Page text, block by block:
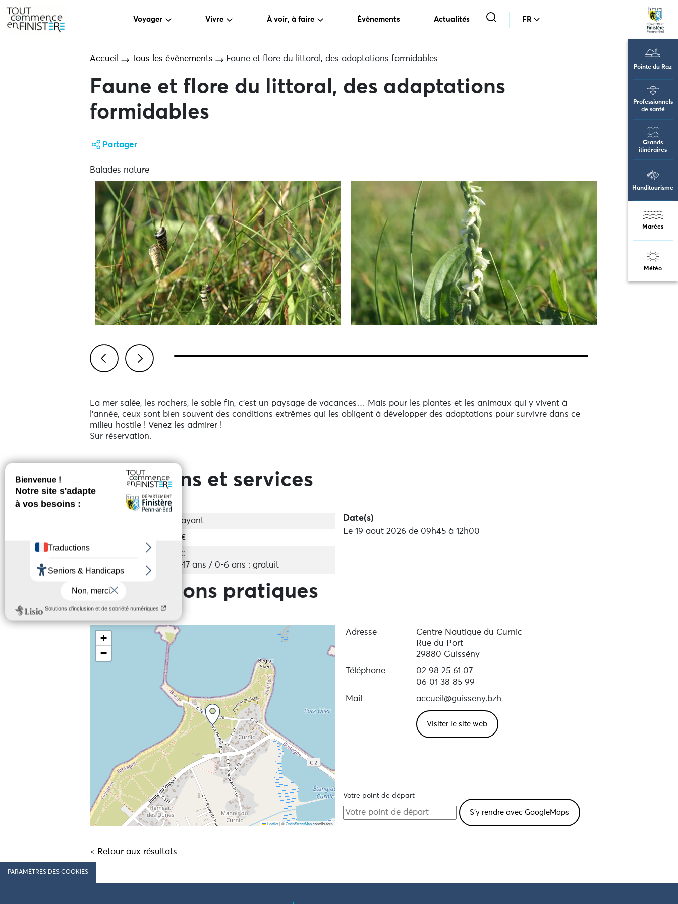
Voyager Vivre À voir, à faire Évènements Actualités FR
Pointe du Raz
Professionnels
de santé
Grands
itinéraires
Handitourisme
Marées
Météo
Accueil Tous les évènements Faune et flore du littoral, des adaptations formidables
Faune et flore du littoral, des adaptations
formidables
Partager
Balades nature
La mer salée, les rochers, le sable fin, c’est un paysage de vacances… Mais pour les plantes et les animaux qui y vivent à
l’année, ceux sont bien souvent des conditions extrêmes qui les obligent à développer des adaptations pour survivre dans ce
milieu hostile ! Venez les admirer !
Sur réservation.
Prestations et services
Payant
4€
2€
7-17 ans / 0-6 ans : gratuit
Date(s)
Le 19 aout 2026 de 09h45 à 12h00
Informations pratiques
+
−
Leaflet |©OpenStreetMapcontributors
Adresse
Centre Nautique du Curnic
Rue du Port
29880 Guissény
Téléphone
02 98 25 61 07
06 01 38 85 99
Mail
accueil@guisseny.bzh
Visiter le site web
Votre point de départ
< Retour aux résultats
PARAMÈTRES DES COOKIES